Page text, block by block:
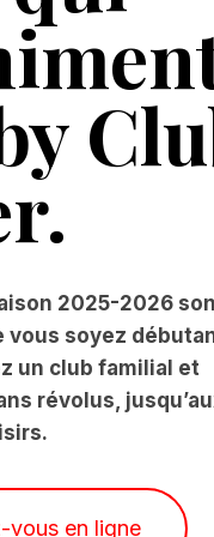
2025-2026
vous soyez
un club familial et
révolus,
vous en ligne